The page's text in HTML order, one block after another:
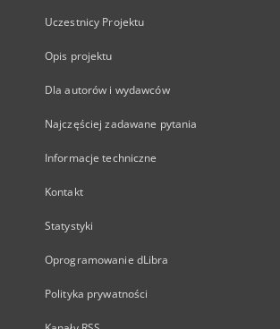
Uczestnicy Projektu
Opis projektu
Dla autorów i wydawców
Najczęściej zadawane pytania
Informacje techniczne
Kontakt
Statystyki
Oprogramowanie dLibra
Polityka prywatności